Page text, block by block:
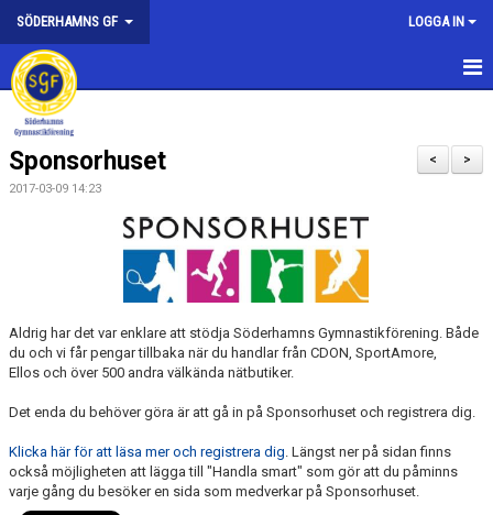
SÖDERHAMNS GF LOGGA IN
HEM
NYHETER
HEDERSMEDLEMMAR
SPONSORER
FÖRENINGEN I MEDIA
DOKUMENT
>
<
Sponsorhuset
2017-03-09 14:23
Aldrig har det var enklare att stödja Söderhamns Gymnastikförening. Både
du och vi får pengar tillbaka när du handlar från CDON, SportAmore,
Ellos och över 500 andra välkända nätbutiker.
Det enda du behöver göra är att gå in på Sponsorhuset och registrera dig.
Klicka här för att läsa mer och registrera dig. Längst ner på sidan finns
också möjligheten att lägga till "Handla smart" som gör att du påminns
varje gång du besöker en sida som medverkar på Sponsorhuset.